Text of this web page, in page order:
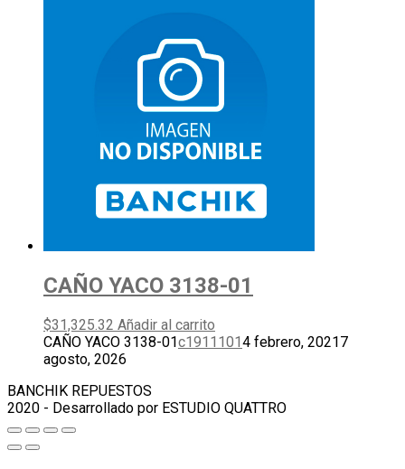
CAÑO YACO 3138-01
$31,325.32 Añadir al carrito
CAÑO YACO 3138-01c19111014 febrero, 20217
agosto, 2026
BANCHIK REPUESTOS
2020 - Desarrollado por ESTUDIO QUATTRO